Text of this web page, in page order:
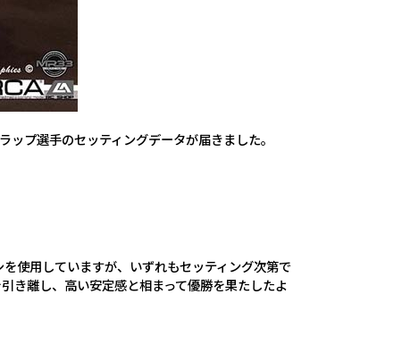
プ選手のセッティングデータが届きました。
使用していますが、いずれもセッティング次第で
き離し、高い安定感と相まって優勝を果たしたよ